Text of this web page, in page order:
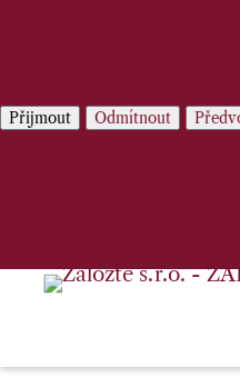
Přijmout Odmítnout